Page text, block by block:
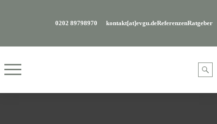
0202 89798970 kontakt[at]evgu.deReferenzenRatgeber